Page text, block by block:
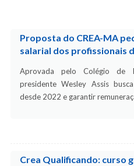
Proposta do CREA-MA
salarial dos profissionais
Aprovada pelo Colégio de
presidente Wesley Assis
desde 2022 e garantir
Crea Qualificando: curso